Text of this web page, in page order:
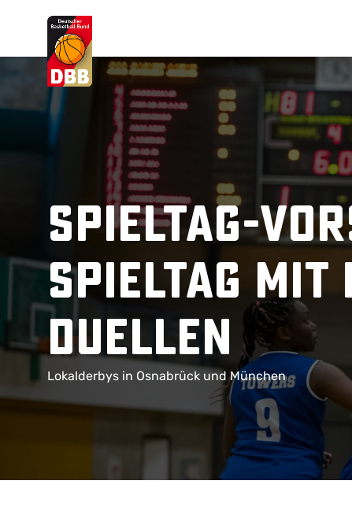
Suchvorschläge
Lorem Ipsum
Dolor Sit
Amet Valputo
Spieltag-
Spieltag
Duellen
Lokalderbys in Osnabrück und München